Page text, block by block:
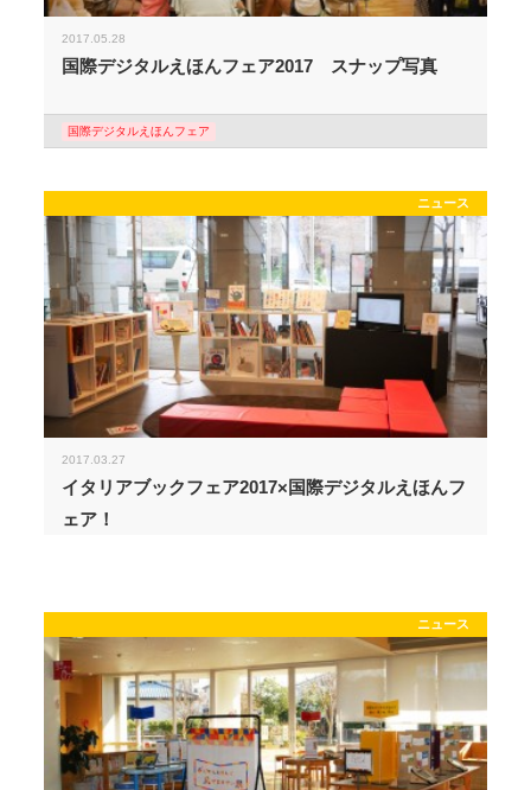
2017.05.28
国際デジタルえほんフェア2017 スナップ写真
国際デジタルえほんフェア
ニュース
2017.03.27
イタリアブックフェア2017×国際デジタルえほんフ
ェア！
ニュース